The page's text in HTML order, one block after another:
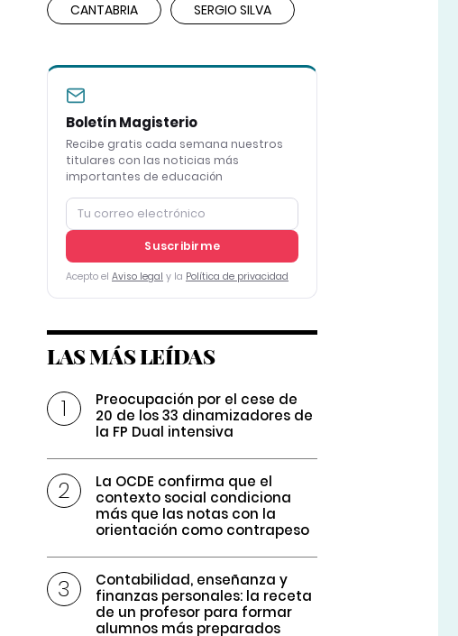
CANTABRIA SERGIO SILVA
Boletín Magisterio
Recibe gratis cada semana nuestros
titulares con las noticias más
importantes de educación
Suscribirme
Acepto el Aviso legal y la Política de privacidad
LAS MÁS LEÍDAS
Preocupación por el cese de
20 de los 33 dinamizadores de
la FP Dual intensiva
La OCDE confirma que el
contexto social condiciona
más que las notas con la
orientación como contrapeso
Contabilidad, enseñanza y
finanzas personales: la receta
de un profesor para formar
alumnos más preparados